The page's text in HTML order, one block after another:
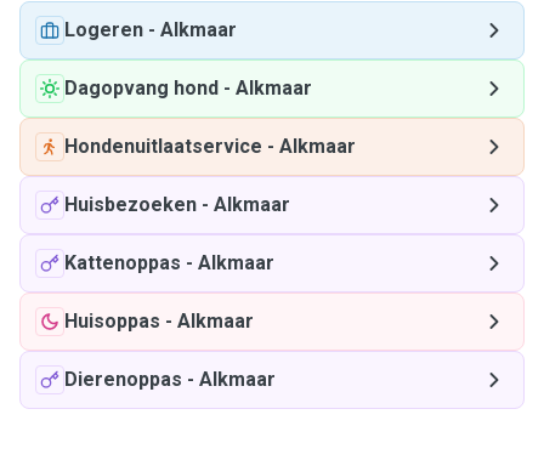
Logeren - Alkmaar
Dagopvang hond - Alkmaar
Hondenuitlaatservice - Alkmaar
Huisbezoeken - Alkmaar
Kattenoppas - Alkmaar
Huisoppas - Alkmaar
Dierenoppas - Alkmaar